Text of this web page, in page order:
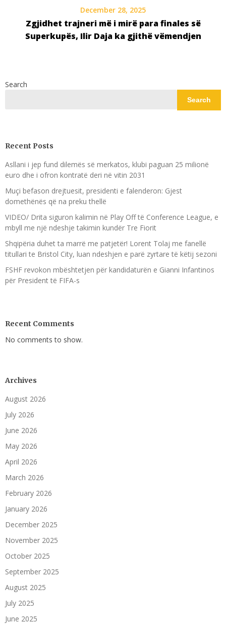
December 28, 2025
Zgjidhet trajneri më i mirë para finales së
Superkupës, Ilir Daja ka gjithë vëmendjen
Search
Search
Recent Posts
Asllani i jep fund dilemës së merkatos, klubi paguan 25 milionë
euro dhe i ofron kontratë deri në vitin 2031
Muçi befason drejtuesit, presidenti e falenderon: Gjest
domethënës që na preku thellë
VIDEO/ Drita siguron kalimin në Play Off të Conference League, e
mbyll me një ndeshje takimin kundër Tre Fiorit
Shqipëria duhet ta marrë me patjetër! Lorent Tolaj me fanellë
titullari te Bristol City, luan ndeshjen e parë zyrtare të këtij sezoni
FSHF revokon mbështetjen për kandidaturën e Gianni Infantinos
për President të FIFA-s
Recent Comments
No comments to show.
Archives
August 2026
July 2026
June 2026
May 2026
April 2026
March 2026
February 2026
January 2026
December 2025
November 2025
October 2025
September 2025
August 2025
July 2025
June 2025